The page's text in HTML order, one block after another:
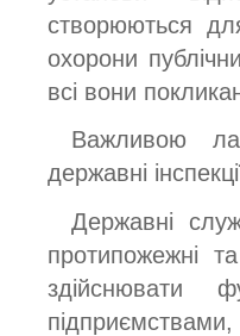
створюються
охорони
всі вони
Важливою
державні
Державні
протипожежні
здійснювати